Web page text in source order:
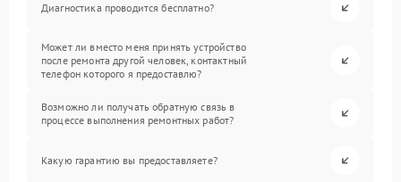
Диагностика проводится бесплатно?
Может ли вместо меня принять устройство
после ремонта другой человек, контактный
телефон которого я предоставлю?
Возможно ли получать обратную связь в
процессе выполнения ремонтных работ?
Какую гарантию вы предоставляете?